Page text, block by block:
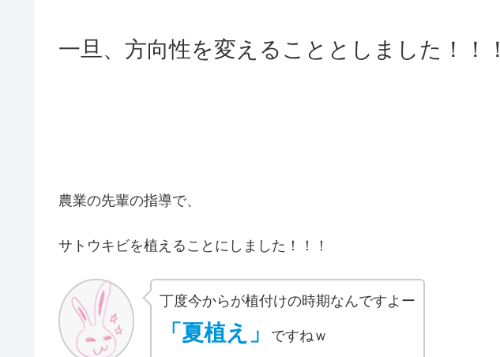
一旦、方向性を変えることとしました！！！
農業の先輩の指導で、
サトウキビを植えることにしました！！！
丁度今からが植付けの時期なんですよー
「夏植え」 ですねｗ